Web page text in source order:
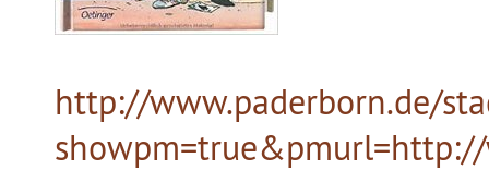
http://www.paderborn.de/